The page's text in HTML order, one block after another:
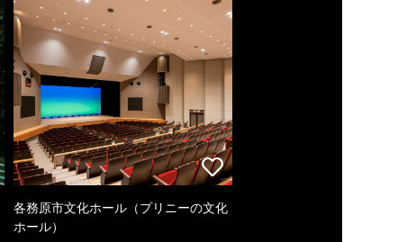
各務原市文化ホール（プリニーの文化
ホール）